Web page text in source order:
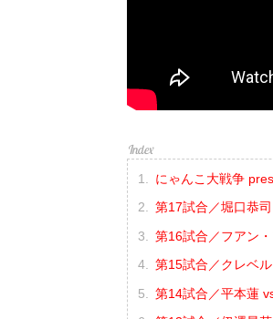
にゃんこ大戦争
第17試合／堀口恭
第16試合／フアン
第15試合／クレベ
第14試合／平本蓮